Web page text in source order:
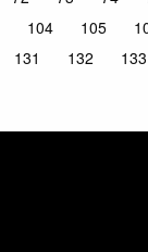
104 105
131 132 133